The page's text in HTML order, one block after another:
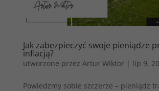
Jak zabezpieczyć swoje pieniądze
inflacją?
utworzone przez Artur Wiktor| lip 9,
Powiedzmy sobie szczerze – pieniądz